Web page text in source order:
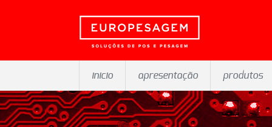
inicio apresentação produtos